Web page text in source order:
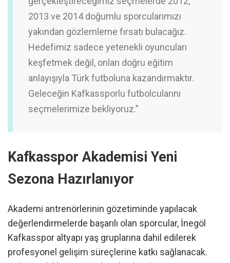
2013 ve 2014 doğumlu sporcularımızı
yakından gözlemleme fırsatı bulacağız.
Hedefimiz sadece yetenekli oyuncuları
keşfetmek değil, onları doğru eğitim
anlayışıyla Türk futboluna kazandırmaktır.
Geleceğin Kafkassporlu futbolcularını
seçmelerimize bekliyoruz.”
Kafkasspor Akademisi Yeni
Sezona Hazırlanıyor
Akademi antrenörlerinin gözetiminde yapılacak
değerlendirmelerde başarılı olan sporcular, İnegöl
Kafkasspor altyapı yaş gruplarına dahil edilerek
profesyonel gelişim süreçlerine katkı sağlanacak.